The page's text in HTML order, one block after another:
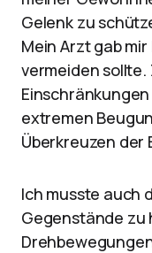
Gelenk zu
Mein Arzt gab
vermeiden
extremen
Überkreuzen der
Ich musste auch
Gegenstände zu